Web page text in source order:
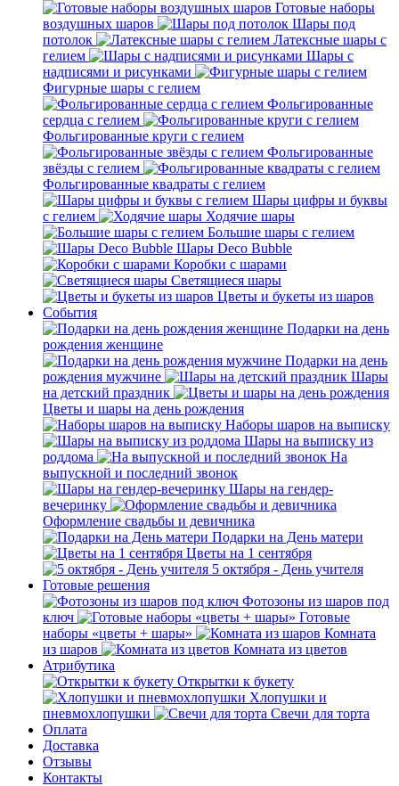
Готовые наборы
воздушных шаров
Шары под
потолок
Латексные шары с
гелием
Шары с
надписями и рисунками
Фигурные шары с гелием
Фольгированные
сердца с гелием
Фольгированные круги с гелием
Фольгированные
звёзды с гелием
Фольгированные квадраты с гелием
Шары цифры и буквы
с гелием
Ходячие шары
Большие шары с гелием
Шары Deco Bubble
Коробки с шарами
Светящиеся шары
Цветы и букеты из шаров
События
Подарки на день
рождения женщине
Подарки на день
рождения мужчине
Шары
на детский праздник
Цветы и шары на день рождения
Наборы шаров на выписку
Шары на выписку из
роддома
На
выпускной и последний звонок
Шары на гендер-
вечеринку
Оформление свадьбы и девичника
Подарки на День матери
Цветы на 1 сентября
5 октября - День учителя
Готовые решения
Фотозоны из шаров под
ключ
Готовые
наборы «цветы + шары»
Комната
из шаров
Комната из цветов
Атрибутика
Открытки к букету
Хлопушки и
пневмохлопушки
Свечи для торта
Оплата
Доставка
Отзывы
Контакты